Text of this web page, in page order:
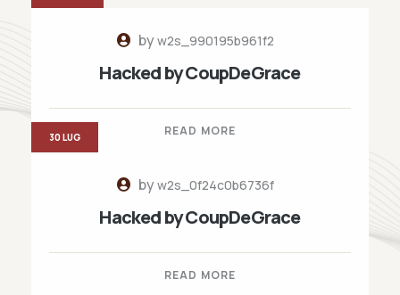
byw2s_990195b961f2
Hacked by CoupDeGrace
READ MORE
byw2s_0f24c0b6736f
Hacked by CoupDeGrace
READ MORE
30 LUG